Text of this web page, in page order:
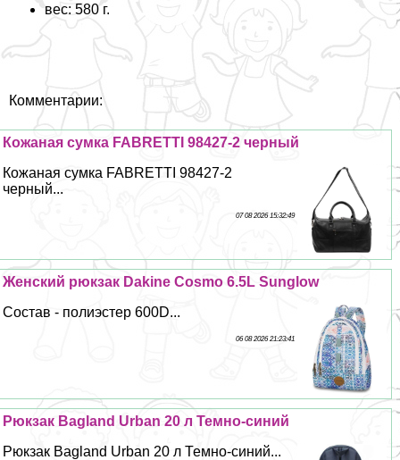
вес: 580 г.
Комментарии:
Кожаная сумка FABRETTI 98427-2 черный
Кожаная сумка FABRETTI 98427-2
черный...
07 08 2026 15:32:49
Женский рюкзак Dakine Cosmo 6.5L Sunglow
Состав - полиэстер 600D...
06 08 2026 21:23:41
Рюкзак Bagland Urban 20 л Темно-синий
Рюкзак Bagland Urban 20 л Темно-синий...